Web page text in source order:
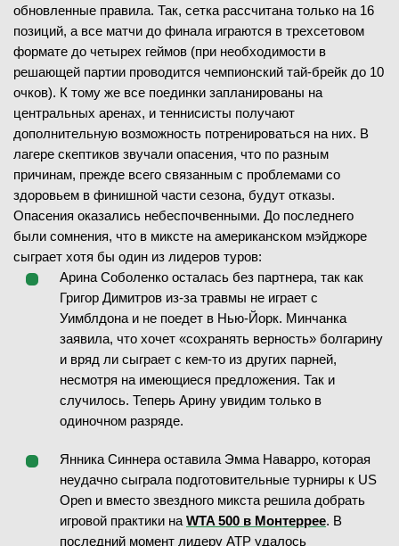
обновленные правила. Так, сетка рассчитана только на 16
позиций, а все матчи до финала играются в трехсетовом
формате до четырех геймов (при необходимости в
решающей партии проводится чемпионский тай-брейк до 10
очков). К тому же все поединки запланированы на
центральных аренах, и теннисисты получают
дополнительную возможность потренироваться на них. В
лагере скептиков звучали опасения, что по разным
причинам, прежде всего связанным с проблемами со
здоровьем в финишной части сезона, будут отказы.
Опасения оказались небеспочвенными. До последнего
были сомнения, что в миксте на американском мэйджоре
сыграет хотя бы один из лидеров туров:
Арина Соболенко осталась без партнера, так как
Григор Димитров из-за травмы не играет с
Уимблдона и не поедет в Нью-Йорк. Минчанка
заявила, что хочет «сохранять верность» болгарину
и вряд ли сыграет с кем-то из других парней,
несмотря на имеющиеся предложения. Так и
случилось. Теперь Арину увидим только в
одиночном разряде.
Янника Синнера оставила Эмма Наварро, которая
неудачно сыграла подготовительные турниры к US
Open и вместо звездного микста решила добрать
игровой практики на WTA 500 в Монтеррее. В
последний момент лидеру ATP удалось